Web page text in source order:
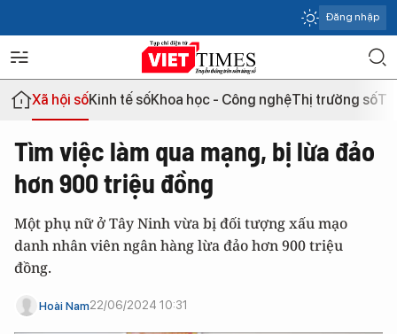
Đăng nhập
Xã hội sốKinh tế sốKhoa học - Công nghệThị trường số
Tìm việc làm qua mạng, bị lừa đảo
hơn 900 triệu đồng
Một phụ nữ ở Tây Ninh vừa bị đối tượng xấu mạo
danh nhân viên ngân hàng lừa đảo hơn 900 triệu
đồng.
Hoài Nam22/06/2024 10:31